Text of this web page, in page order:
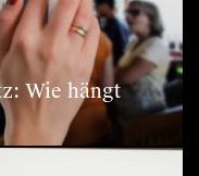
Wie hängt